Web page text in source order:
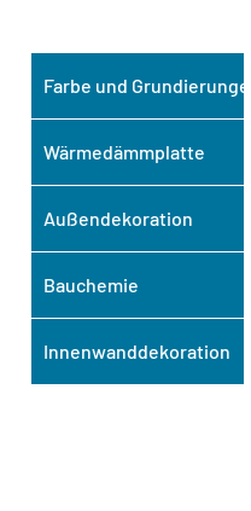
Farbe und Grundierungen
Wärmedämmplatte
Außendekoration
Bauchemie
Innenwanddekoration